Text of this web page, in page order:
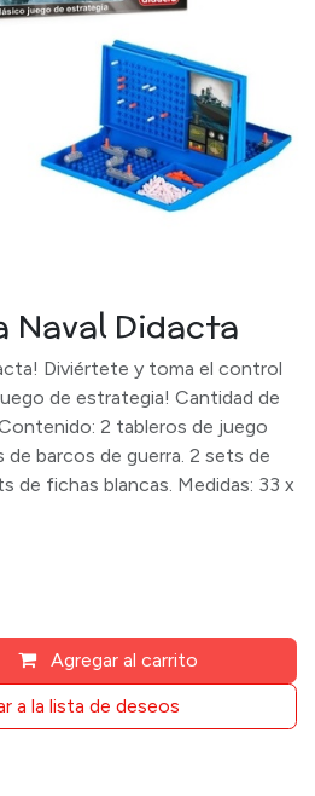
Naval Didacta
Diviértete y toma el control
de estrategia! Cantidad de
2 tableros de juego
barcos de guerra. 2 sets de
de fichas blancas. Medidas: 33 x
Agregar al carrito
a la lista de deseos